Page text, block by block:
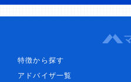
特徴から探す
アドバイザ一覧